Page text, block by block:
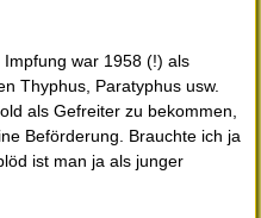
war 1958 (!) als
Thyphus, Paratyphus usw.
als Gefreiter zu bekommen,
Beförderung. Brauchte ich ja
ist man ja als junger